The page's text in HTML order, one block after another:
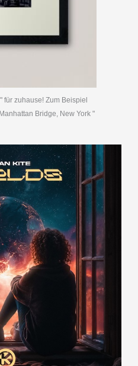
für zuhause! Zum Beispiel
Bridge, New York "